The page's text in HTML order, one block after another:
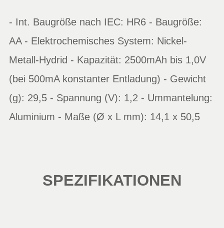
- Int. Baugröße nach IEC: HR6 - Baugröße:
AA - Elektrochemisches System: Nickel-
Metall-Hydrid - Kapazität: 2500mAh bis 1,0V
(bei 500mA konstanter Entladung) - Gewicht
(g): 29,5 - Spannung (V): 1,2 - Ummantelung:
Aluminium - Maße (Ø x L mm): 14,1 x 50,5
SPEZIFIKATIONEN